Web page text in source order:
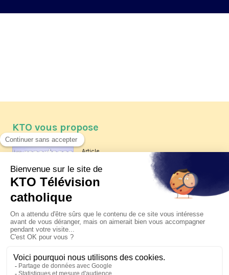
KTO vous propose
Article
Les reportages d'été 2026 de KTO
La visite pastorale du pape Léon
XIV à Assise à suivre sur KTO le
jeudi 6 août
Le pape en Uruguay, Argentine et
Pérou du 6 au 17 novembre 2026